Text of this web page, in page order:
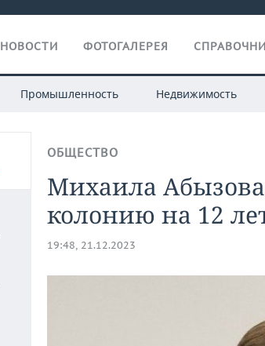
НОВОСТИ ФОТОГАЛЕРЕЯ
Промышленность Недвижимость
ОБЩЕСТВО
Михаила
колонию на 12
19:48, 21.12.2023